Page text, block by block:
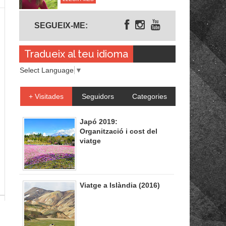
SEGUEIX-ME:
Tradueix al teu idioma
Select Language ▼
+ Visitades Seguidors Categories
Japó 2019:
Organització i cost del
viatge
Viatge a Islàndia (2016)